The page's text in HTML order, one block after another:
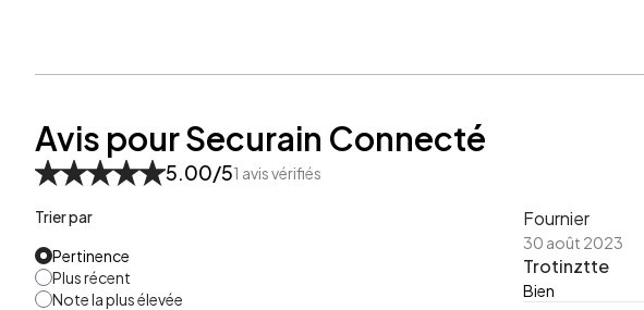
Avis pour Securain Connecté
5.00/51 avis vérifiés
Trier par
Pertinence
Plus récent
Note la plus élevée
Fournier
30 août 2023
Trotinztte
Bien